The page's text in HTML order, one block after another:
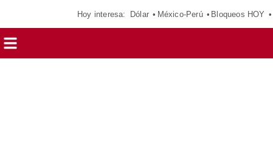
Hoy interesa: Dólar México-Perú Bloqueos HOY